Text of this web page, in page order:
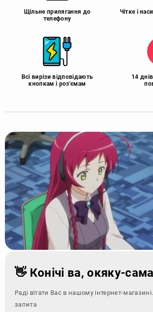
Щільне прилягання до
телефону
Чітке і
Всі вирізи відповідають
кнопкам і роз'ємам
14
👋 Конічі ва, окяку-сама
Раді вітати Вас в нашому інтернет-
запитання - зверні